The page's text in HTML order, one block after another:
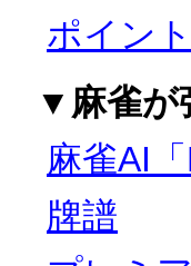
ポイン
▼麻雀が
麻雀AI「
牌譜